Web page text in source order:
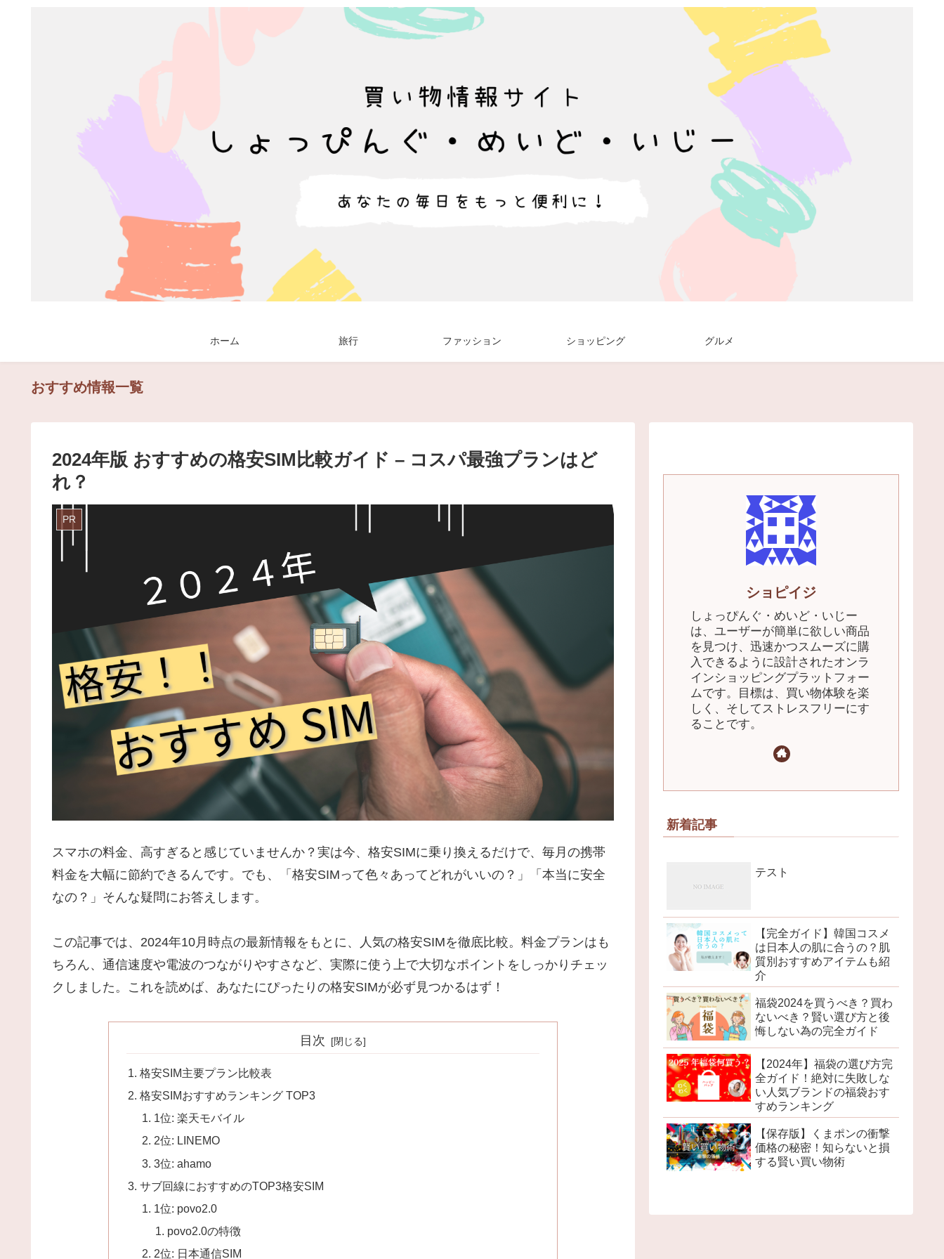
ホーム 旅行 ファッション ショッピング グルメ
おすすめ情報一覧
2024年版 おすすめの格安SIM比較ガイド – コスパ最強プランはど
れ？
PR
スマホの料金、高すぎると感じていませんか？実は今、格安SIMに乗り換えるだけで、毎月の携帯
料金を大幅に節約できるんです。でも、「格安SIMって色々あってどれがいいの？」「本当に安全
なの？」そんな疑問にお答えします。
この記事では、2024年10月時点の最新情報をもとに、人気の格安SIMを徹底比較。料金プランはも
ちろん、通信速度や電波のつながりやすさなど、実際に使う上で大切なポイントをしっかりチェッ
クしました。これを読めば、あなたにぴったりの格安SIMが必ず見つかるはず！
目次
格安SIM主要プラン比較表
格安SIMおすすめランキング TOP3
1位: 楽天モバイル
2位: LINEMO
3位: ahamo
サブ回線におすすめのTOP3格安SIM
1位: povo2.0
povo2.0の特徴
2位: 日本通信SIM
ショピイジ
しょっぴんぐ・めいど・いじー
は、ユーザーが簡単に欲しい商品
を見つけ、迅速かつスムーズに購
入できるように設計されたオンラ
インショッピングプラットフォー
ムです。目標は、買い物体験を楽
しく、そしてストレスフリーにす
ることです。
新着記事
テスト
【完全ガイド】韓国コスメ
は日本人の肌に合うの？肌
質別おすすめアイテムも紹
介
福袋2024を買うべき？買わ
ないべき？賢い選び方と後
悔しない為の完全ガイド
【2024年】福袋の選び方完
全ガイド！絶対に失敗しな
い人気ブランドの福袋おす
すめランキング
【保存版】くまポンの衝撃
価格の秘密！知らないと損
する賢い買い物術